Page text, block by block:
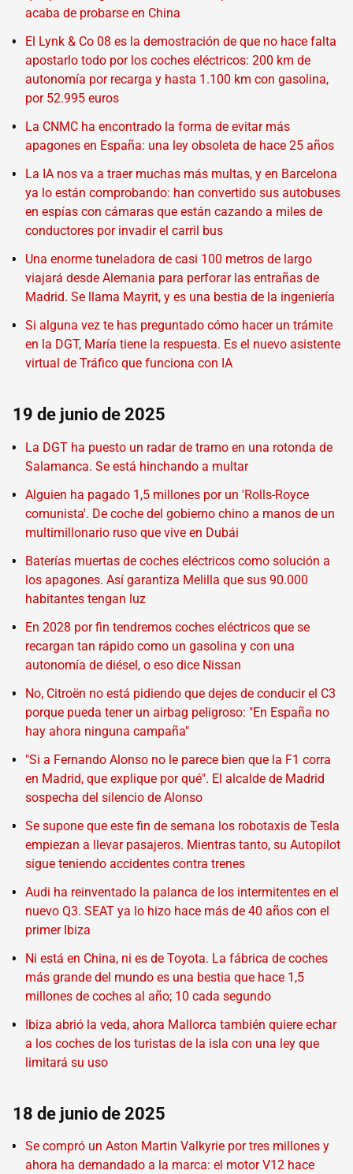
acaba de probarse en China
El Lynk & Co 08 es la demostración de que no hace falta
apostarlo todo por los coches eléctricos: 200 km de
autonomía por recarga y hasta 1.100 km con gasolina,
por 52.995 euros
La CNMC ha encontrado la forma de evitar más
apagones en España: una ley obsoleta de hace 25 años
La IA nos va a traer muchas más multas, y en Barcelona
ya lo están comprobando: han convertido sus autobuses
en espías con cámaras que están cazando a miles de
conductores por invadir el carril bus
Una enorme tuneladora de casi 100 metros de largo
viajará desde Alemania para perforar las entrañas de
Madrid. Se llama Mayrit, y es una bestia de la ingeniería
Si alguna vez te has preguntado cómo hacer un trámite
en la DGT, María tiene la respuesta. Es el nuevo asistente
virtual de Tráfico que funciona con IA
19 de junio de 2025
La DGT ha puesto un radar de tramo en una rotonda de
Salamanca. Se está hinchando a multar
Alguien ha pagado 1,5 millones por un 'Rolls-Royce
comunista'. De coche del gobierno chino a manos de un
multimillonario ruso que vive en Dubái
Baterías muertas de coches eléctricos como solución a
los apagones. Así garantiza Melilla que sus 90.000
habitantes tengan luz
En 2028 por fin tendremos coches eléctricos que se
recargan tan rápido como un gasolina y con una
autonomía de diésel, o eso dice Nissan
No, Citroën no está pidiendo que dejes de conducir el C3
porque pueda tener un airbag peligroso: "En España no
hay ahora ninguna campaña"
"Si a Fernando Alonso no le parece bien que la F1 corra
en Madrid, que explique por qué". El alcalde de Madrid
sospecha del silencio de Alonso
Se supone que este fin de semana los robotaxis de Tesla
empiezan a llevar pasajeros. Mientras tanto, su Autopilot
sigue teniendo accidentes contra trenes
Audi ha reinventado la palanca de los intermitentes en el
nuevo Q3. SEAT ya lo hizo hace más de 40 años con el
primer Ibiza
Ni está en China, ni es de Toyota. La fábrica de coches
más grande del mundo es una bestia que hace 1,5
millones de coches al año; 10 cada segundo
Ibiza abrió la veda, ahora Mallorca también quiere echar
a los coches de los turistas de la isla con una ley que
limitará su uso
18 de junio de 2025
Se compró un Aston Martin Valkyrie por tres millones y
ahora ha demandado a la marca: el motor V12 hace